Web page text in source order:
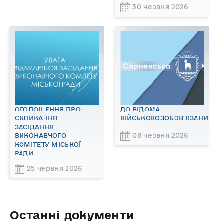
30 червня 2026
ОГОЛОШЕННЯ ПРО
СКЛИКАННЯ
ЗАСІДАННЯ
ВИКОНАВЧОГО
КОМІТЕТУ МІСЬКОЇ
РАДИ
25 червня 2026
ДО ВІДОМА
ВІЙСЬКОВОЗОБОВ'ЯЗАНИХ!
08 червня 2026
Останні документи